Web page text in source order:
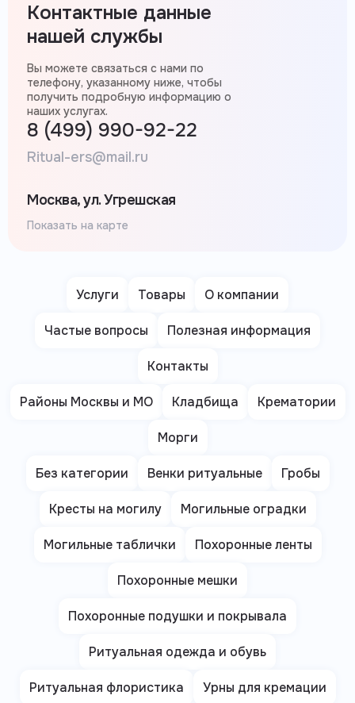
Контактные данные
нашей службы
Вы можете связаться с нами по
телефону, указанному ниже, чтобы
получить подробную информацию о
наших услугах.
8 (499) 990-92-22
Ritual-ers@mail.ru
Москва, ул. Угрешская
Показать на карте
Услуги Товары О компании
Частые вопросы Полезная информация
Контакты
Районы Москвы и МО Кладбища Крематории
Морги
Без категории Венки ритуальные Гробы
Кресты на могилу Могильные оградки
Могильные таблички Похоронные ленты
Похоронные мешки
Похоронные подушки и покрывала
Ритуальная одежда и обувь
Ритуальная флористика Урны для кремации